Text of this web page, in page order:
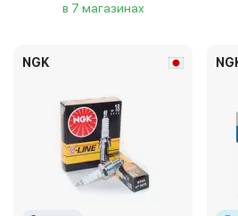
в 7 магазинах
NGK